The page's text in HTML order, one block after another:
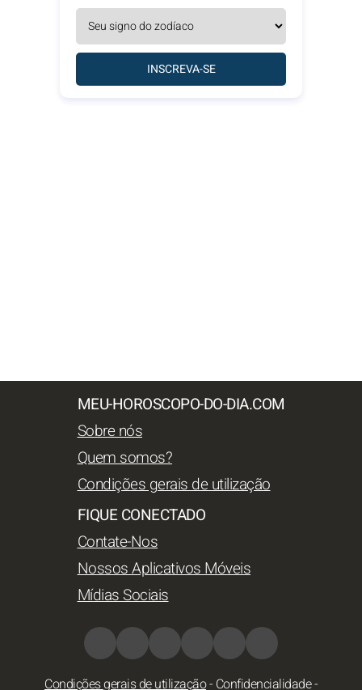
INSCREVA-SE
MEU-HOROSCOPO-DO-DIA.COM
Sobre nós
Quem somos?
Condições gerais de utilização
FIQUE CONECTADO
Contate-Nos
Nossos Aplicativos Móveis
Mídias Sociais
Condições gerais de utilização- Confidencialidade-